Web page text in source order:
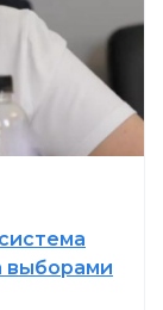
выборами